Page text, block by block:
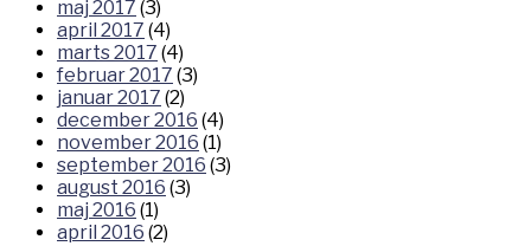
maj 2017 (3)
april 2017 (4)
marts 2017 (4)
februar 2017 (3)
januar 2017 (2)
december 2016 (4)
november 2016 (1)
september 2016 (3)
august 2016 (3)
maj 2016 (1)
april 2016 (2)